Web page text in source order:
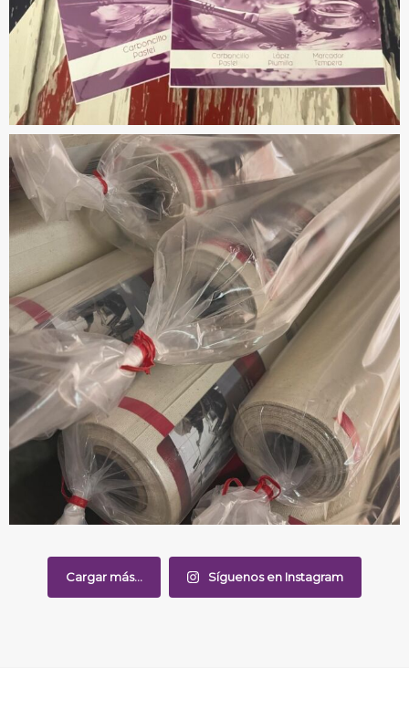
Cargar más... Síguenos en Instagram